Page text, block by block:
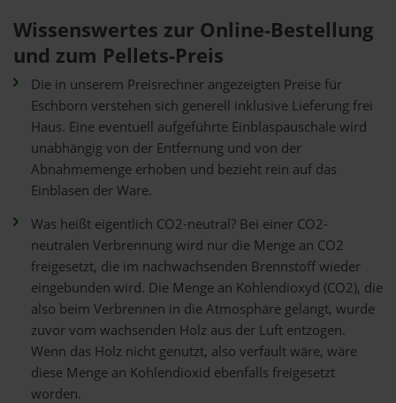
Wissenswertes zur Online-Bestellung
und zum Pellets-Preis
Die in unserem Preisrechner angezeigten Preise für
Eschborn verstehen sich generell inklusive Lieferung frei
Haus. Eine eventuell aufgeführte Einblaspauschale wird
unabhängig von der Entfernung und von der
Abnahmemenge erhoben und bezieht rein auf das
Einblasen der Ware.
Was heißt eigentlich CO2-neutral? Bei einer CO2-
neutralen Verbrennung wird nur die Menge an CO2
freigesetzt, die im nachwachsenden Brennstoff wieder
eingebunden wird. Die Menge an Kohlendioxyd (CO2), die
also beim Verbrennen in die Atmosphäre gelangt, wurde
zuvor vom wachsenden Holz aus der Luft entzogen.
Wenn das Holz nicht genutzt, also verfault wäre, wäre
diese Menge an Kohlendioxid ebenfalls freigesetzt
worden.